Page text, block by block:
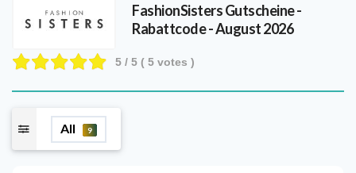
FashionSistersGutscheine -
Rabattcode - August 2026
5 / 5 ( 5 votes )
All 9